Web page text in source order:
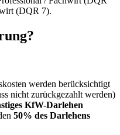
(DQR 7).
werden berücksichtigt
nicht zurückgezahlt werden)
KfW-Darlehen
50% des Darlehens